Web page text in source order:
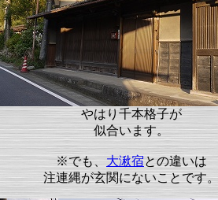
やはり千本格子が
似合います。
※でも、大湫宿との違いは
注連縄が玄関にないことです